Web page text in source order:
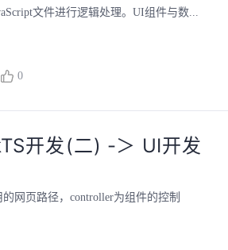
文件进行逻辑处理。UI组件与数...
0
开发(二) -＞ UI开发
网页路径，controller为组件的控制